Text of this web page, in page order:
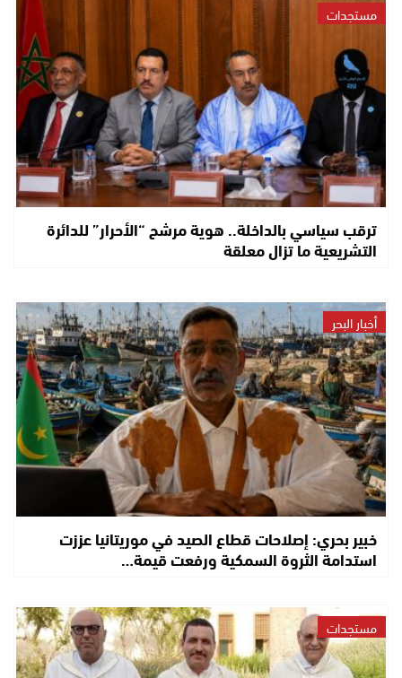
مستجدات
ترقب سياسي بالداخلة.. هوية مرشح “الأحرار” للدائرة
التشريعية ما تزال معلقة
أخبار البحر
خبير بحري: إصلاحات قطاع الصيد في موريتانيا عززت
استدامة الثروة السمكية ورفعت قيمة…
مستجدات